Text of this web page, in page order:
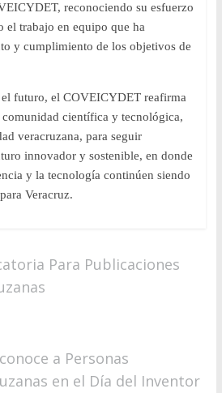
reconociendo su esfuerzo
el trabajo en equipo que ha
y cumplimiento de los objetivos de
el futuro, el COVEICYDET reafirma
científica y tecnológica,
veracruzana, para seguir
innovador y sostenible, en donde
y la tecnología continúen siendo
Veracruz.
Para Publicaciones
a Personas
en el Día del Inventor